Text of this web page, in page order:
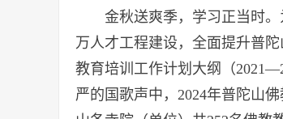
金秋送爽季，学习正当时
万人才工程建设，全面提升普
教育培训工作计划大纲（
严的国歌声中，2024年普陀山